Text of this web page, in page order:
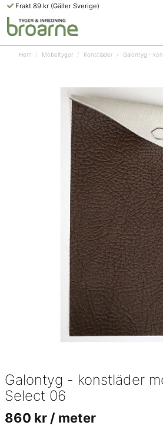
Frakt 89 kr (Gäller Sverige)
Hem Möbeltyger Konstläder Galontyg -
Galontyg - konstläder
Select 06
860 kr / meter